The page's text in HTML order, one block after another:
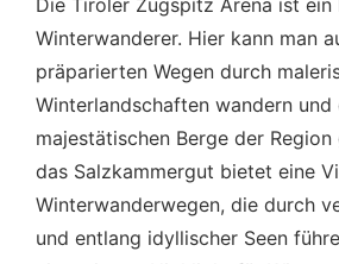
Die Tiroler Zugspitz Arena ist
Winterwanderer. Hier kann man
präparierten Wegen durch
Winterlandschaften wandern und
majestätischen Berge der Region
das Salzkammergut bietet eine
Winterwanderwegen, die durch
und entlang idyllischer Seen